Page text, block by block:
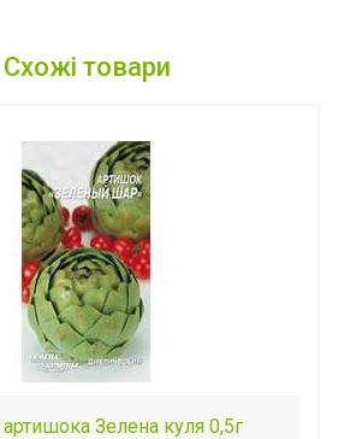
Схожі товари
артишока Зелена куля 0,5г